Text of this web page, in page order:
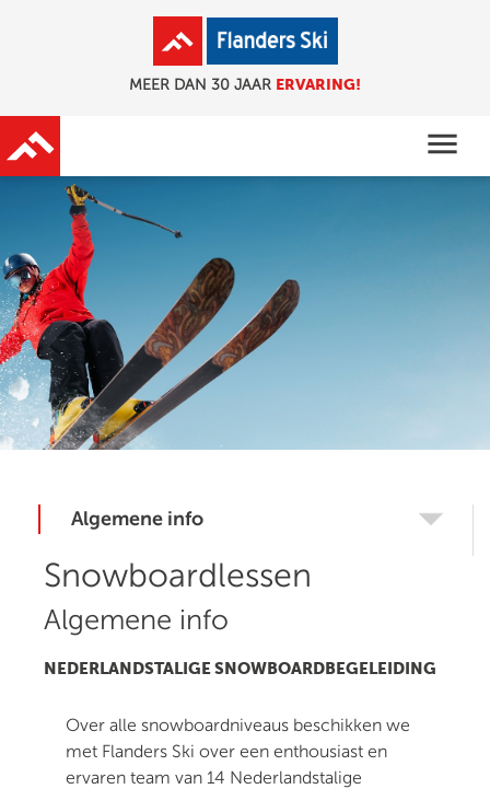
MEER DAN 30 JAAR ERVARING!
menu
Algemene info
Snowboardlessen
Algemene info
NEDERLANDSTALIGE SNOWBOARDBEGELEIDING
Over alle snowboardniveaus beschikken we
met Flanders Ski over een enthousiast en
ervaren team van 14 Nederlandstalige